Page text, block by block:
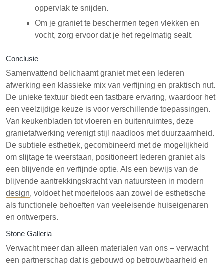
oppervlak te snijden.
Om je graniet te beschermen tegen vlekken en
vocht, zorg ervoor dat je het regelmatig sealt.
Conclusie
Samenvattend belichaamt graniet met een lederen
afwerking een klassieke mix van verfijning en praktisch nut.
De unieke textuur biedt een tastbare ervaring, waardoor het
een veelzijdige keuze is voor verschillende toepassingen.
Van keukenbladen tot vloeren en buitenruimtes, deze
granietafwerking verenigt stijl naadloos met duurzaamheid.
De subtiele esthetiek, gecombineerd met de mogelijkheid
om slijtage te weerstaan, positioneert lederen graniet als
een blijvende en verfijnde optie. Als een bewijs van de
blijvende aantrekkingskracht van natuursteen in modern
design, voldoet het moeiteloos aan zowel de esthetische
als functionele behoeften van veeleisende huiseigenaren
en ontwerpers.
Stone Galleria
Verwacht meer dan alleen materialen van ons – verwacht
een partnerschap dat is gebouwd op betrouwbaarheid en